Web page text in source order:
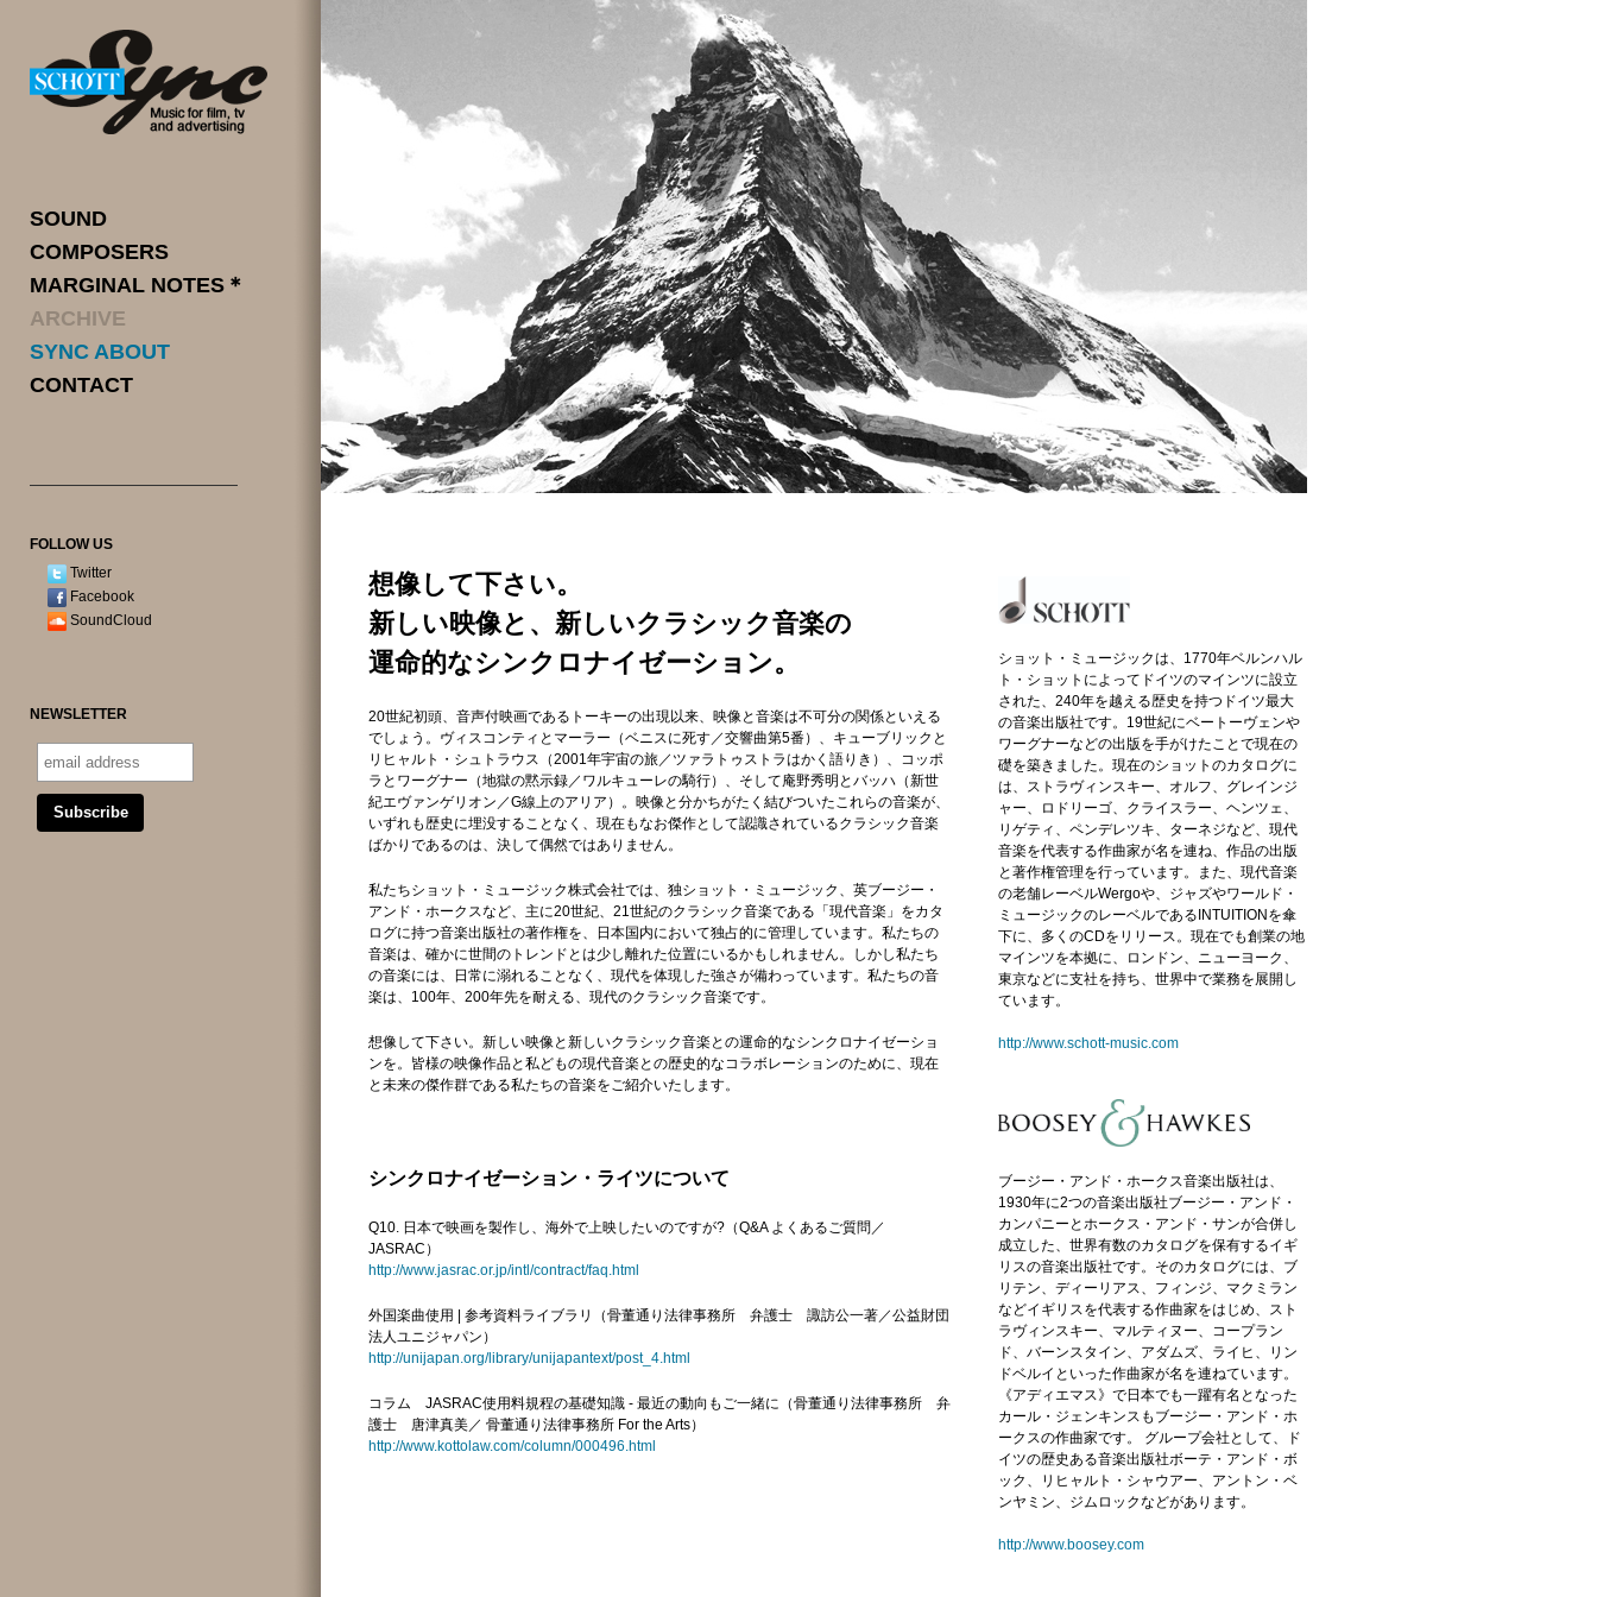
SOUND
COMPOSERS
MARGINAL NOTES＊
ARCHIVE
SYNC ABOUT
CONTACT
FOLLOW US
Twitter
Facebook
SoundCloud
NEWSLETTER
想像して下さい。
新しい映像と、新しいクラシック音楽の
運命的なシンクロナイゼーション。
20世紀初頭、音声付映画であるトーキーの出現以来、映像と音楽は不可分の関係といえる
でしょう。ヴィスコンティとマーラー（ベニスに死す／交響曲第5番）、キューブリックと
リヒャルト・シュトラウス（2001年宇宙の旅／ツァラトゥストラはかく語りき）、コッポ
ラとワーグナー（地獄の黙示録／ワルキューレの騎行）、そして庵野秀明とバッハ（新世
紀エヴァンゲリオン／G線上のアリア）。映像と分かちがたく結びついたこれらの音楽が、
いずれも歴史に埋没することなく、現在もなお傑作として認識されているクラシック音楽
ばかりであるのは、決して偶然ではありません。
私たちショット・ミュージック株式会社では、独ショット・ミュージック、英ブージー・
アンド・ホークスなど、主に20世紀、21世紀のクラシック音楽である「現代音楽」をカタ
ログに持つ音楽出版社の著作権を、日本国内において独占的に管理しています。私たちの
音楽は、確かに世間のトレンドとは少し離れた位置にいるかもしれません。しかし私たち
の音楽には、日常に溺れることなく、現代を体現した強さが備わっています。私たちの音
楽は、100年、200年先を耐える、現代のクラシック音楽です。
想像して下さい。新しい映像と新しいクラシック音楽との運命的なシンクロナイゼーショ
ンを。皆様の映像作品と私どもの現代音楽との歴史的なコラボレーションのために、現在
と未来の傑作群である私たちの音楽をご紹介いたします。
シンクロナイゼーション・ライツについて
Q10. 日本で映画を製作し、海外で上映したいのですが?（Q&A よくあるご質問／
JASRAC）
http://www.jasrac.or.jp/intl/contract/faq.html
外国楽曲使用 | 参考資料ライブラリ（骨董通り法律事務所 弁護士 諏訪公一著／公益財団
法人ユニジャパン）
http://unijapan.org/library/unijapantext/post_4.html
コラム JASRAC使用料規程の基礎知識 - 最近の動向もご一緒に（骨董通り法律事務所 弁
護士 唐津真美／ 骨董通り法律事務所 For the Arts）
http://www.kottolaw.com/column/000496.html
ショット・ミュージックは、1770年ベルンハル
ト・ショットによってドイツのマインツに設立
された、240年を越える歴史を持つドイツ最大
の音楽出版社です。19世紀にベートーヴェンや
ワーグナーなどの出版を手がけたことで現在の
礎を築きました。現在のショットのカタログに
は、ストラヴィンスキー、オルフ、グレインジ
ャー、ロドリーゴ、クライスラー、ヘンツェ、
リゲティ、ペンデレツキ、ターネジなど、現代
音楽を代表する作曲家が名を連ね、作品の出版
と著作権管理を行っています。また、現代音楽
の老舗レーベルWergoや、ジャズやワールド・
ミュージックのレーベルであるINTUITIONを傘
下に、多くのCDをリリース。現在でも創業の地
マインツを本拠に、ロンドン、ニューヨーク、
東京などに支社を持ち、世界中で業務を展開し
ています。
http://www.schott-music.com
ブージー・アンド・ホークス音楽出版社は、
1930年に2つの音楽出版社ブージー・アンド・
カンパニーとホークス・アンド・サンが合併し
成立した、世界有数のカタログを保有するイギ
リスの音楽出版社です。そのカタログには、ブ
リテン、ディーリアス、フィンジ、マクミラン
などイギリスを代表する作曲家をはじめ、スト
ラヴィンスキー、マルティヌー、コープラン
ド、バーンスタイン、アダムズ、ライヒ、リン
ドベルイといった作曲家が名を連ねています。
《アディエマス》で日本でも一躍有名となった
カール・ジェンキンスもブージー・アンド・ホ
ークスの作曲家です。 グループ会社として、ド
イツの歴史ある音楽出版社ボーテ・アンド・ボ
ック、リヒャルト・シャウアー、アントン・ベ
ンヤミン、ジムロックなどがあります。
http://www.boosey.com